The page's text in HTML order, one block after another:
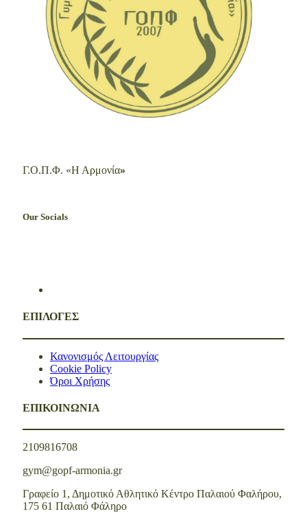
Γ.Ο.Π.Φ. «Η Αρμονία»
Our Socials
ΕΠΙΛΟΓΕΣ
Κανονισμός Λειτουργίας
Cookie Policy
Όροι Χρήσης
ΕΠΙΚΟΙΝΩΝΙΑ
2109816708
gym@gopf-armonia.gr
Γραφείο 1, Δημοτικό Αθλητικό Κέντρο Παλαιού Φαλήρου,
175 61 Παλαιό Φάληρο